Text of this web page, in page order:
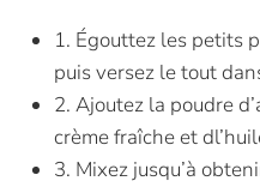
1. Égouttez les petits
puis versez le tout
2. Ajoutez la poudre
crème fraîche et
3. Mixez jusqu’à